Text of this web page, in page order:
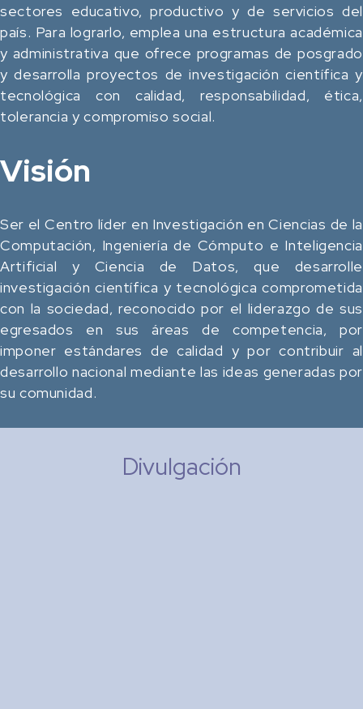
sectores educativo, productivo y de servicios del
país. Para lograrlo, emplea una estructura académica
y administrativa que ofrece programas de posgrado
y desarrolla proyectos de investigación científica y
tecnológica con calidad, responsabilidad, ética,
tolerancia y compromiso social.
Visión
Ser el Centro líder en Investigación en Ciencias de la
Computación, Ingeniería de Cómputo e Inteligencia
Artificial y Ciencia de Datos, que desarrolle
investigación científica y tecnológica comprometida
con la sociedad, reconocido por el liderazgo de sus
egresados en sus áreas de competencia, por
imponer estándares de calidad y por contribuir al
desarrollo nacional mediante las ideas generadas por
su comunidad.
Divulgación